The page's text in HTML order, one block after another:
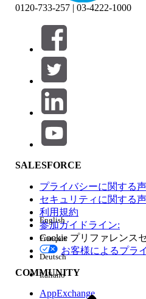
絞り込み条件 (0)
絞り込み条件を選択
製品エリア
機能の影響
エディション
0120-733-257 | 03-4222-1000
SALESFORCE
プライバシーに関する
セキュリティに関する
利用規約
参加ガイドライン:
Cookie プリファレンス
お客様によるプラ
COMMUNITY
AppExchange
English
Français
Deutsch
Italiano